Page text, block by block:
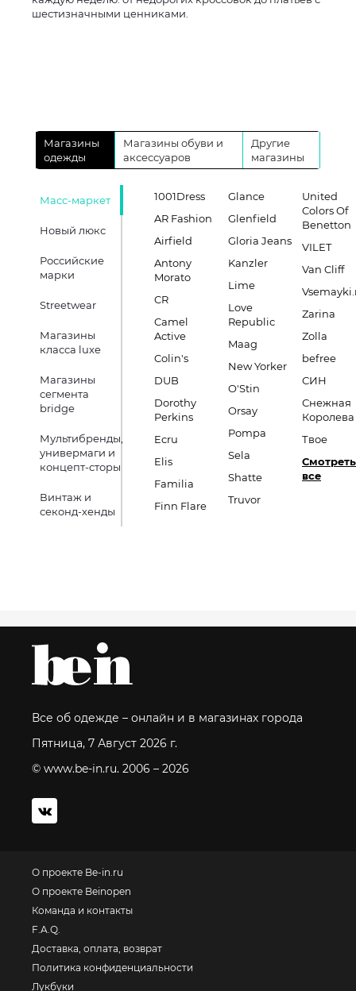
шестизначными ценниками.
Магазины
одежды
Магазины обуви и
аксессуаров
Другие
магазины
Масс-маркет
Новый люкс
Российские
марки
Streetwear
Магазины
класса luxe
Магазины
сегмента
bridge
Мультибренды,
универмаги и
концепт-сторы
Винтаж и
секонд-хенды
1001Dress
AR Fashion
Airfield
Antony
Morato
CR
Camel
Active
Colin's
DUB
Dorothy
Perkins
Ecru
Elis
Familia
Finn Flare
Glance
Glenfield
Gloria Jeans
Kanzler
Lime
Love
Republic
Maag
New Yorker
O'Stin
Orsay
Pompa
Sela
Shatte
Truvor
United
Colors Of
Benetton
VILET
Van Cliff
Zarina
Zolla
befree
СИН
Снежная
Королева
Твое
Смотреть
все
Все об одежде – онлайн и в магазинах города
Пятница, 7 Август 2026 г.
© www.be-in.ru. 2006 – 2026
О проекте Be-in.ru
О проекте Beinopen
Команда и контакты
F.A.Q.
Доставка, оплата, возврат
Политика конфиденциальности
Лукбуки